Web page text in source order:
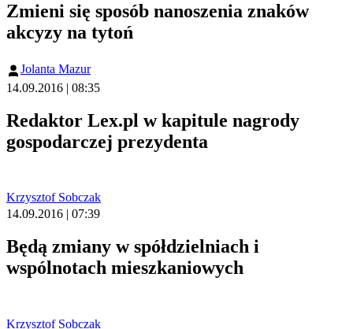
Zmieni się sposób nanoszenia znaków
akcyzy na tytoń
Jolanta Mazur
14.09.2016 | 08:35
Redaktor Lex.pl w kapitule nagrody
gospodarczej prezydenta
Krzysztof Sobczak
14.09.2016 | 07:39
Będą zmiany w spółdzielniach i
wspólnotach mieszkaniowych
Krzysztof Sobczak